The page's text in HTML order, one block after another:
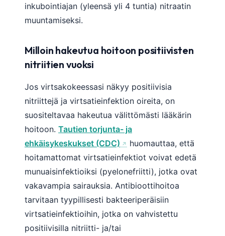
inkubointiajan (yleensä yli 4 tuntia) nitraatin
muuntamiseksi.
Milloin hakeutua hoitoon positiivisten
nitriitien vuoksi
Jos virtsakokeessasi näkyy positiivisia
nitriittejä ja virtsatieinfektion oireita, on
suositeltavaa hakeutua välittömästi lääkärin
hoitoon. Tautien torjunta- ja
ehkäisykeskukset (CDC)
huomauttaa, että
hoitamattomat virtsatieinfektiot voivat edetä
munuaisinfektioiksi (pyelonefriitti), jotka ovat
vakavampia sairauksia. Antibioottihoitoa
tarvitaan tyypillisesti bakteeriperäisiin
virtsatieinfektioihin, jotka on vahvistettu
positiivisilla nitriitti- ja/tai